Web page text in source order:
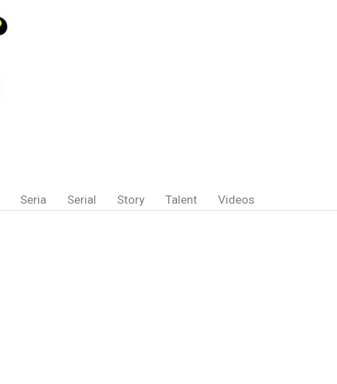
Seria Serial Story Talent Videos